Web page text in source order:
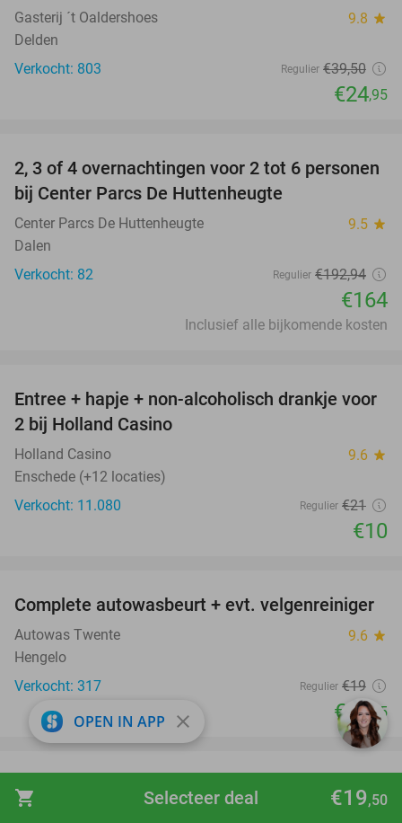
shopping_cart €19,50
Selecteer deal
Gasterij ´t Oaldershoes 9.8 star
Delden
Verkocht: 803
Regulier €39,50
€24,95
15%
2, 3 of 4 overnachtingen voor 2 tot 6 personen
bij Center Parcs De Huttenheugte
Center Parcs De Huttenheugte 9.5 star
Dalen
Verkocht: 82
Regulier €192,94
€164
Inclusief alle bijkomende kosten
52%
Entree + hapje + non-alcoholisch drankje voor
2 bij Holland Casino
Holland Casino 9.6 star
Enschede (+12 locaties)
Verkocht: 11.080
Regulier €21
€10
42%
Complete autowasbeurt + evt. velgenreiniger
Autowas Twente 9.6 star
Hengelo
Verkocht: 317
Regulier €19
€10,95
32%
favorite_border
2 heats e-karten (2x 10 min) of 1 heat e-karten
+ 1 spel lasertag (12 min)
OPEN IN APP close